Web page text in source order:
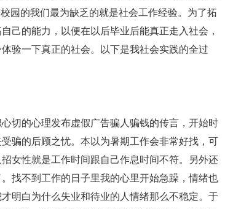
园的我们最为缺乏的就是社会工作经验。为了拓
己的能力，以便在以后毕业后能真正走入社会，
验一下真正的社会。以下是我社会实践的全过
的心理发布虚假广告骗人骗钱的传言，开始时
骗的后顾之忧。本以为暑期工作会非常好找，可
女性就是工作时间跟自己作息时间不符。另外还
找不到工作的日子里我的心里开始急躁，情绪也
明白为什么失业和待业的人情绪那么不稳定。于